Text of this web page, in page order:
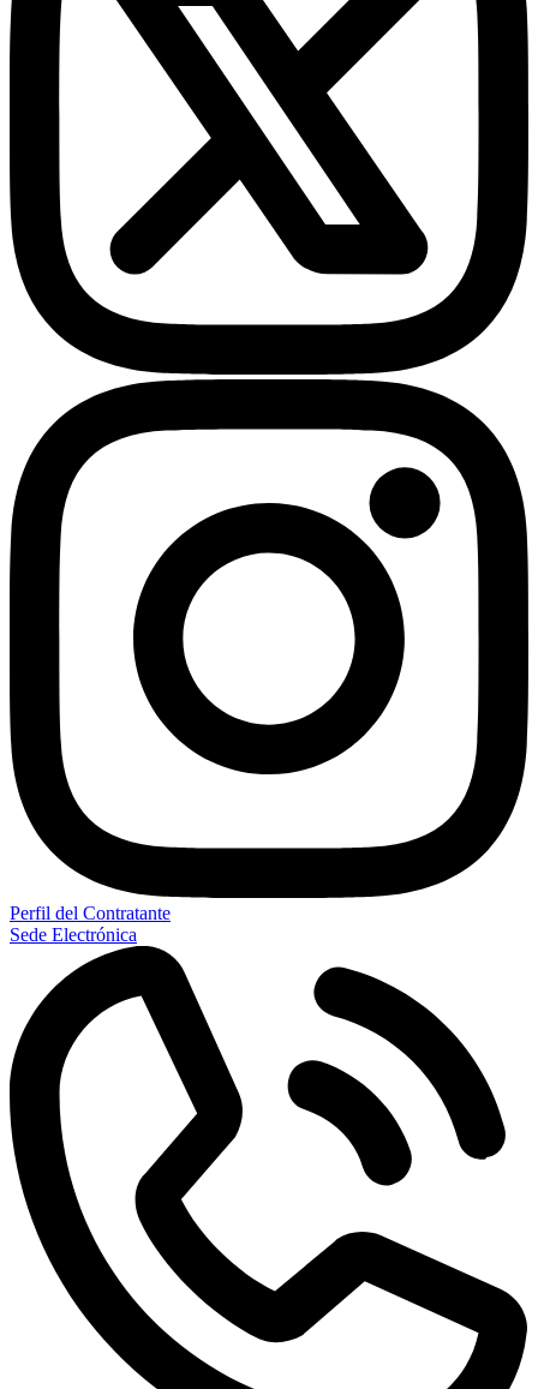
Perfil del Contratante
Sede Electrónica